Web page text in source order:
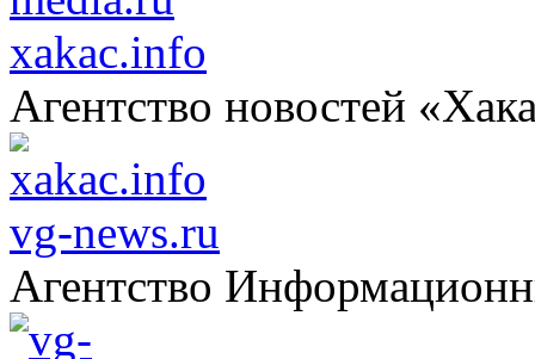
xakac.info
Агентство новостей
vg-news.ru
Агентство